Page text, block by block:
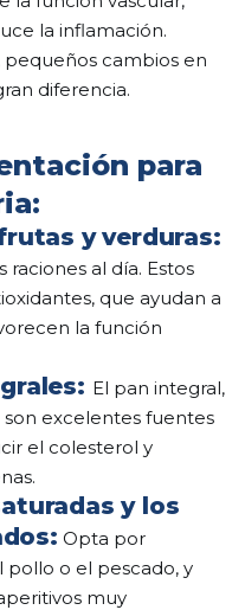
la inflamación.
cambios en
diferencia.
para
y verduras:
al día. Estos
que ayudan a
la función
El pan integral,
son excelentes fuentes
el colesterol y
y los
Opta por
o el pescado, y
muy